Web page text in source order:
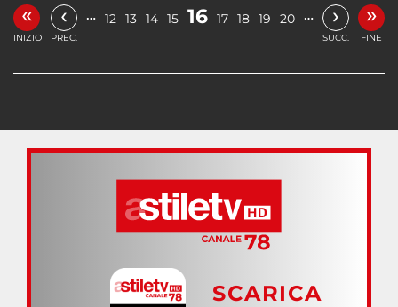
«
INIZIO
‹
PREC.
… 12 13 14 15 16 17 18 19 20 … ›
SUCC.
»
FINE
SCARICA